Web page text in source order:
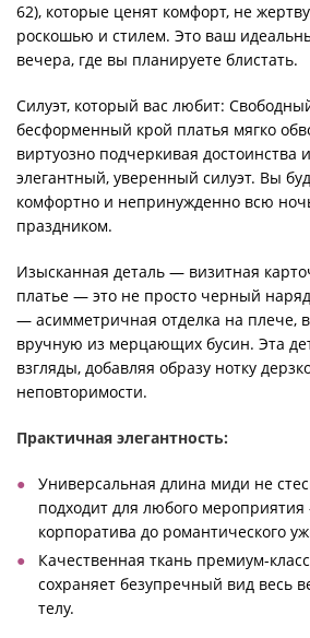
62), которые ценят комфорт, не
роскошью и стилем. Это ваш
вечера, где вы планируете блистать.
Силуэт, который вас любит:
бесформенный крой платья мягко
виртуозно подчеркивая достоинства
элегантный, уверенный силуэт. Вы
комфортно и непринужденно всю
праздником.
Изысканная деталь — визитная
платье — это не просто черный
— асимметричная отделка на плече,
вручную из мерцающих бусин. Эта
взгляды, добавляя образу нотку
неповторимости.
Практичная элегантность:
Универсальная длина миди не
подходит для любого
корпоратива до романтического
Качественная ткань премиум-
сохраняет безупречный вид весь
телу.